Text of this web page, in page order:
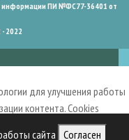
сайта Согласен
информации ПИ №ФС77-36401 от
2022
для улучшения работы
контента. Cookies